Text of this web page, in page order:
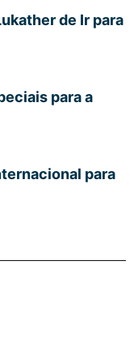
de Ir para
para a
para